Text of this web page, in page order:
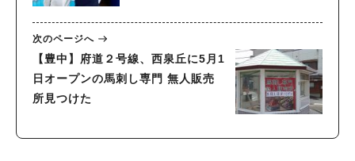
次のページへ
【豊中】府道２号線、西泉丘に5月1
日オープンの馬刺し専門 無人販売
所見つけた